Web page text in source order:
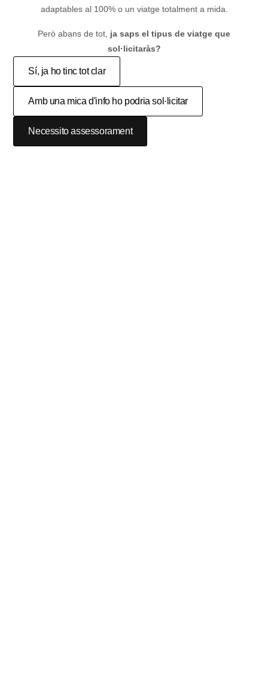
adaptables al 100% o un viatge totalment a mida.
Però abans de tot, ja saps el tipus de viatge que
sol·licitaràs?
Sí, ja ho tinc tot clar
Amb una mica d'info ho podria sol·licitar
Necessito assessorament